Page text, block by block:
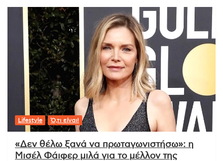
Lifestyle Ό,τι είναι!
«Δεν θέλω ξανά να πρωταγωνιστήσω»: η
Μισέλ Φάιφερ μιλά για το μέλλον της